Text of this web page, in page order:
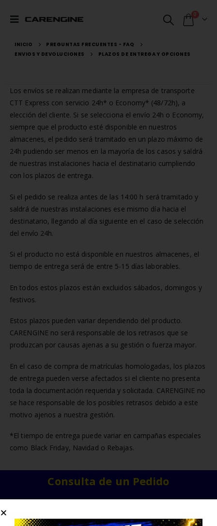
0
INICIO
PREGUNTAS FRECUENTES - FAQ
ENVIOS Y DEVOLUCIONES
PLAZOS DE ENTREGA Y OPCIONES
Los envíos se realizan mediante la empresa de transporte
CTT Express con servicio 24h* o Economy* (48/72h), a
elección del cliente. Si se selecciona el envío 24h o Economy,
siempre que el producto esté disponible en nuestros
almacenes, el pedido será tramitado en un plazo máximo de
24h pudiendo ser menos en la mayoría de los casos y saldrá
de nuestras instalaciones hacia el destinatario cumpliendo
con los plazos de entrega.
Si el pedido se realiza antes de las 14:00 h será tramitado y
saldrá de nuestras instalaciones ese mismo día hacia el
destinatario, llegando al día siguiente en el caso de selección
del envío 24h.
Si el producto no está disponible en nuestros almacenes, el
tiempo de entrega será de entre 5-15 días laborables.
En todos estos plazos están excluidos sábados, domingos y
festivos.
Estos plazos pueden variar dependiendo del producto.
CARENGINE no será responsable de los retrasos que se
produzcan por causas ajenas a su gestión o fuerza mayor.
En el caso de compra de matrículas homologadas, los plazos
de entrega pueden verse afectados si el cliente no presenta
toda la documentación requerida y solicitada. CARENGINE no
se hace responsable de los posibles retrasos debido a este
motivo ajenos a nuestra gestión.
*El tiempo de entrega puede variar en campañas especiales
como Black Friday, Navidad o Rebajas.
Consulta de un Pedido